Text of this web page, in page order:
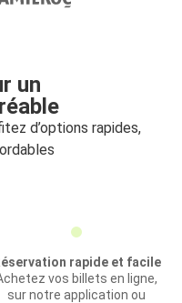
un
d’options rapides,
rapide et facile
vos billets en ligne,
sur notre application ou